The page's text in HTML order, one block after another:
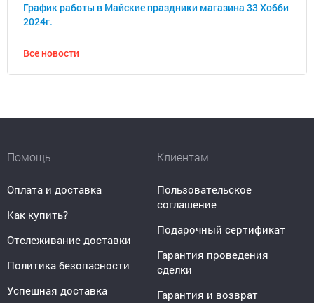
График работы в Майские праздники магазина 33 Хобби
2024г.
Все новости
Помощь
Оплата и доставка
Как купить?
Отслеживание доставки
Политика безопасности
Успешная доставка
Клиентам
Пользовательское
соглашение
Подарочный сертификат
Гарантия проведения
сделки
Гарантия и возврат